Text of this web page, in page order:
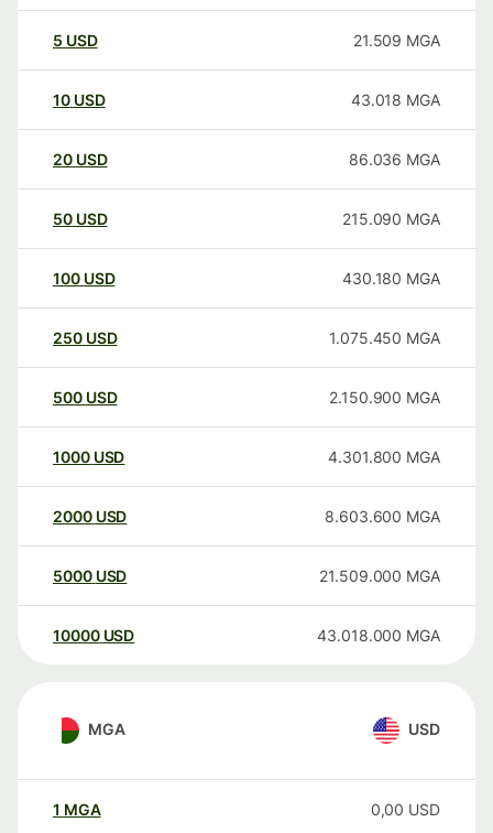
5 USD 21.509 MGA
10 USD 43.018 MGA
20 USD 86.036 MGA
50 USD 215.090 MGA
100 USD 430.180 MGA
250 USD 1.075.450 MGA
500 USD 2.150.900 MGA
1000 USD 4.301.800 MGA
2000 USD 8.603.600 MGA
5000 USD 21.509.000 MGA
10000 USD 43.018.000 MGA
MGA USD
1 MGA 0,00 USD